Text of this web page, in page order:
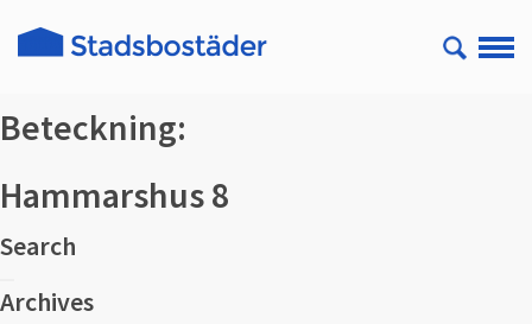
Beteckning:
Hammarshus 8
Search
efter:
Archives